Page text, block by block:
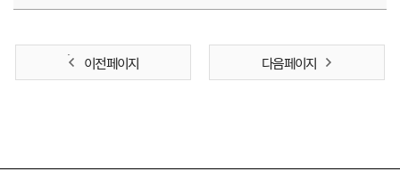
이전 페이지 다음 페이지